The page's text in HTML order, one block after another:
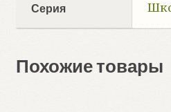
Серия
Похожие товары